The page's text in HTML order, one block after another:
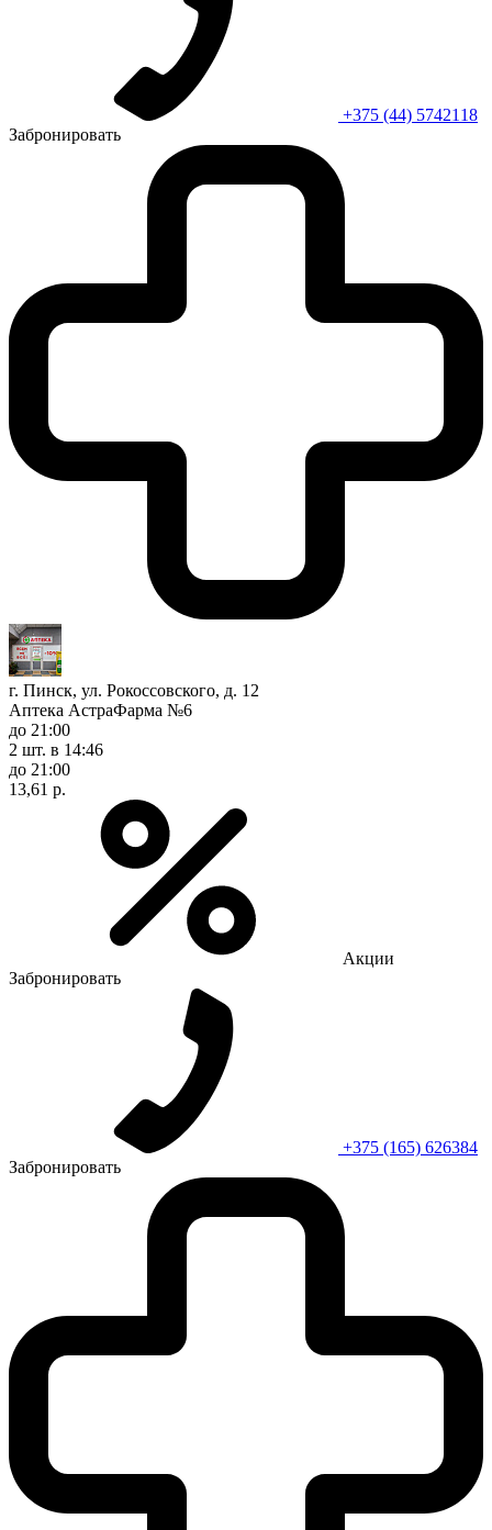
+375 (44) 5742118
Забронировать
г. Пинск, ул. Рокоссовского, д. 12
Аптека АстраФарма №6
до 21:00
2 шт. в 14:46
до 21:00
13,61 р.
Акции
Забронировать
+375 (165) 626384
Забронировать